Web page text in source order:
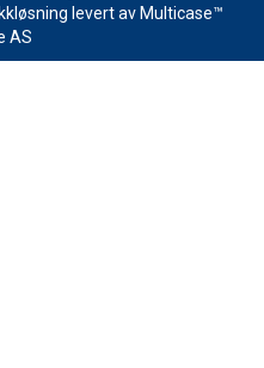
levert av Multicase™
AS